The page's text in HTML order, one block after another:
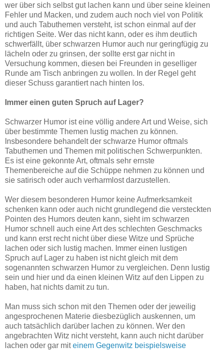
wer über sich selbst gut lachen kann und über seine kleinen
Fehler und Macken, und zudem auch noch viel von Politik
und auch Tabuthemen versteht, ist schon einmal auf der
richtigen Seite. Wer das nicht kann, oder es ihm deutlich
schwerfällt, über schwarzen Humor auch nur geringfügig zu
lächeln oder zu grinsen, der sollte erst gar nicht in
Versuchung kommen, diesen bei Freunden in geselliger
Runde am Tisch anbringen zu wollen. In der Regel geht
dieser Schuss garantiert nach hinten los.
Immer einen guten Spruch auf Lager?
Schwarzer Humor ist eine völlig andere Art und Weise, sich
über bestimmte Themen lustig machen zu können.
Insbesondere behandelt der schwarze Humor oftmals
Tabuthemen und Themen mit politischen Schwerpunkten.
Es ist eine gekonnte Art, oftmals sehr ernste
Themenbereiche auf die Schüppe nehmen zu können und
sie satirisch oder auch verharmlost darzustellen.
Wer diesem besonderen Humor keine Aufmerksamkeit
schenken kann oder auch nicht grundlegend die versteckten
Pointen des Humors deuten kann, sieht im schwarzen
Humor schnell auch eine Art des schlechten Geschmacks
und kann erst recht nicht über diese Witze und Sprüche
lachen oder sich lustig machen. Immer einen lustigen
Spruch auf Lager zu haben ist nicht gleich mit dem
sogenannten schwarzen Humor zu vergleichen. Denn lustig
sein und hier und da einen kleinen Witz auf den Lippen zu
haben, hat nichts damit zu tun.
Man muss sich schon mit den Themen oder der jeweilig
angesprochenen Materie diesbezüglich auskennen, um
auch tatsächlich darüber lachen zu können. Wer den
angebrachten Witz nicht versteht, kann auch nicht darüber
lachen oder gar miteinem Gegenwitz beispielsweise